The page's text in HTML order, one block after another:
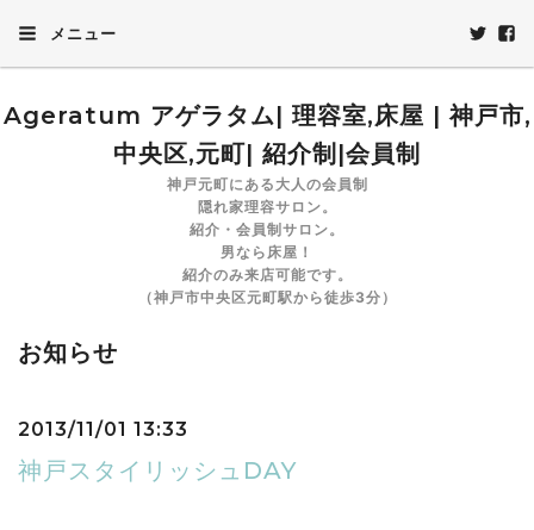
メニュー
Ageratum アゲラタム| 理容室,床屋 | 神戸市,
中央区,元町| 紹介制|会員制
神戸元町にある大人の会員制
隠れ家理容サロン。
紹介・会員制サロン。
男なら床屋！
紹介のみ来店可能です。
（神戸市中央区元町駅から徒歩3分）
お知らせ
2013/11/01 13:33
神戸スタイリッシュDAY